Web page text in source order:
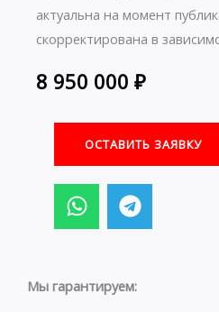
актуальна на момент
скорректирована в
8 950 000 ₽
ОСТАВИТЬ ЗАЯВКУ
W
h
a
s
T
e
l
g
Мы гарантируем: